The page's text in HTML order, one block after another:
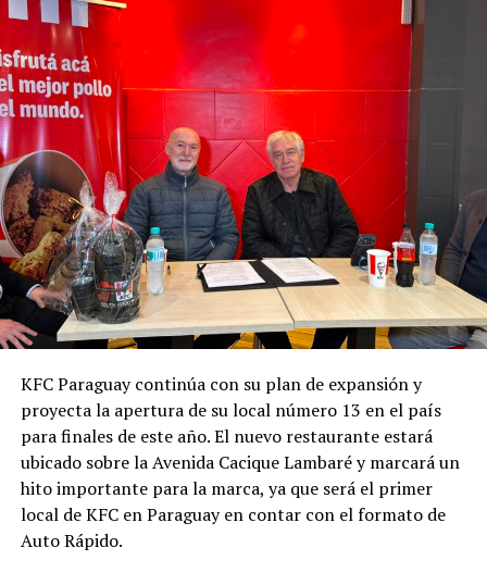
KFC Paraguay continúa con su plan de expansión y
proyecta la apertura de su local número 13 en el país
para finales de este año. El nuevo restaurante estará
ubicado sobre la Avenida Cacique Lambaré y marcará un
hito importante para la marca, ya que será el primer
local de KFC en Paraguay en contar con el formato de
Auto Rápido.